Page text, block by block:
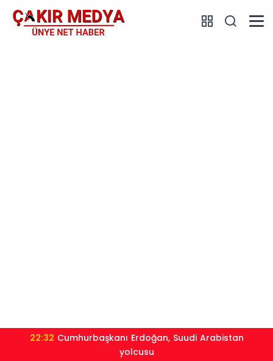
22:32
yolcusu